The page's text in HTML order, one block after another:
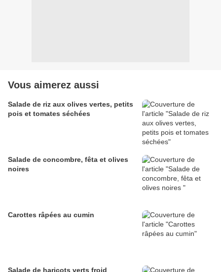
Vous aimerez aussi
Salade de riz aux olives vertes, petits
pois et tomates séchées
Salade de concombre, fêta et olives
noires
Carottes râpées au cumin
Salade de haricots verts froid